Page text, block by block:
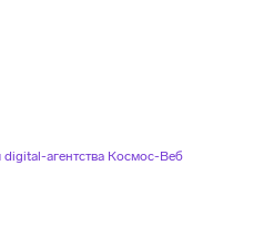
digital-агентства Космос-Веб